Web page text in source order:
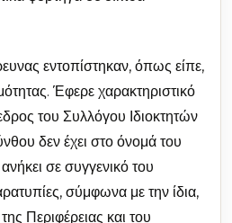
εντοπίστηκαν, όπως είπε,
Έφερε χαρακτηριστικό
του Συλλόγου Ιδιοκτητών
δεν έχει στο όνομά του
σε συγγενικό του
σύμφωνα με την ίδια,
Περιφέρειας και του